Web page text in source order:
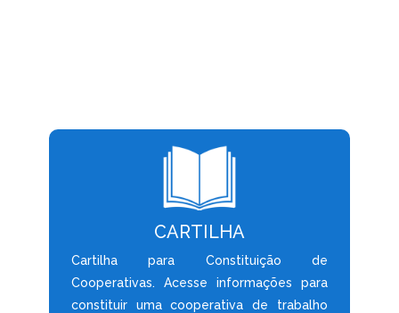
CARTILHA
Cartilha para Constituição de
Cooperativas. Acesse informações para
constituir uma cooperativa de trabalho